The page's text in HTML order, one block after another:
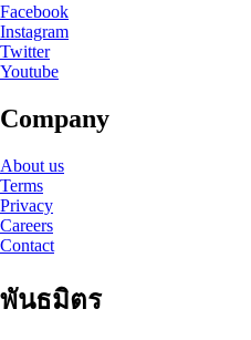
Facebook
Instagram
Twitter
Youtube
Company
About us
Terms
Privacy
Careers
Contact
พันธมิตร